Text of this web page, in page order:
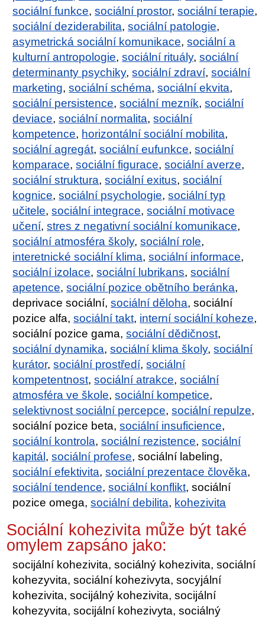
sociální funkce,sociální prostor,sociální terapie,
sociální deziderabilita,sociální patologie,
asymetrická sociální komunikace,sociální a
kulturní antropologie,sociální rituály,sociální
determinanty psychiky,sociální zdraví,sociální
marketing,sociální schéma,sociální ekvita,
sociální persistence,sociální mezník,sociální
deviace,sociální normalita,sociální
kompetence, horizontální sociální mobilita,
sociální agregát,sociální eufunkce,sociální
komparace,sociální figurace,sociální averze,
sociální struktura,sociální exitus,sociální
kognice,sociální psychologie,sociální typ
učitele,sociální integrace,sociální motivace
učení,stres z negativní sociální komunikace,
sociální atmosféra školy,sociální role,
interetnické sociální klima,sociální informace,
sociální izolace,sociální lubrikans,sociální
apetence,sociální pozice obětního beránka,
deprivace sociální,sociální děloha, sociální
pozice alfa,sociální takt, interní sociální koheze,
sociální pozice gama,sociální dědičnost,
sociální dynamika,sociální klima školy,sociální
kurátor,sociální prostředí,sociální
kompetentnost,sociální atrakce,sociální
atmosféra ve škole,sociální kompetice,
selektivnost sociální percepce,sociální repulze,
sociální pozice beta,sociální insuficience,
sociální kontrola,sociální rezistence,sociální
kapitál,sociální profese, sociální labeling,
sociální efektivita,sociální prezentace člověka,
sociální tendence,sociální konflikt, sociální
pozice omega,sociální debilita, kohezivita
Sociální kohezivita může být také
omylem zapsáno jako:
socijální kohezivita, sociálný kohezivita, sociální
kohezyvita, sociální kohezivyta, socyjální
kohezivita, socijálný kohezivita, socijální
kohezyvita, socijální kohezivyta, sociálný